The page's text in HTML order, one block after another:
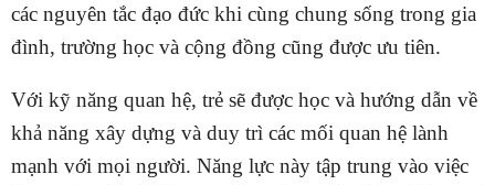
các nguyên tắc đạo đức khi cùng chung sống trong gia
đình, trường học và cộng đồng cũng được ưu tiên.
Với kỹ năng quan hệ, trẻ sẽ được học và hướng dẫn về
khả năng xây dựng và duy trì các mối quan hệ lành
mạnh với mọi người. Năng lực này tập trung vào việc